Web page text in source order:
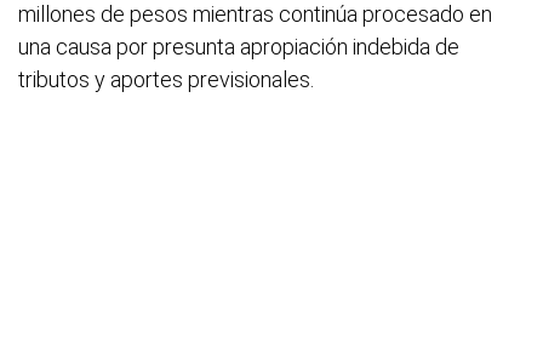
millones de pesos mientras continúa procesado en
una causa por presunta apropiación indebida de
tributos y aportes previsionales.